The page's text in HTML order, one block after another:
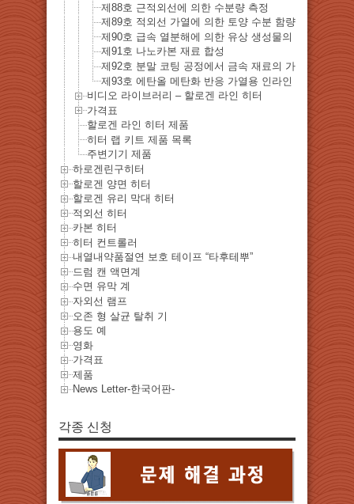
제88호 근적외선에 의한 수분량 측정
제89호 적외선 가열에 ​​의한 토양 수분 함량 측정
제90호 급속 열분해에 의한 유상 생성물의 생성
제91호 나노카본 재료 합성
제92호 분말 코팅 공정에서 금속 재료의 가열
제93호 에탄올 메탄화 반응 가열용 인라인 히터
비디오 라이브러리 – 할로겐 라인 히터
가격표
할로겐 라인 히터 제품
히터 랩 키트 제품 목록
주변기기 제품
하로겐린구히터
할로겐 양면 히터
할로겐 유리 막대 히터
적외선 히터
카본 히터
히터 컨트롤러
내열내약품절연 보호 테이프 “타후테뿌”
드럼 캔 액면계
수면 유막 계
자외선 램프
오존 형 살균 탈취 기
용도 예
영화
가격표
제품
News Letter-한국어판-
각종 신청